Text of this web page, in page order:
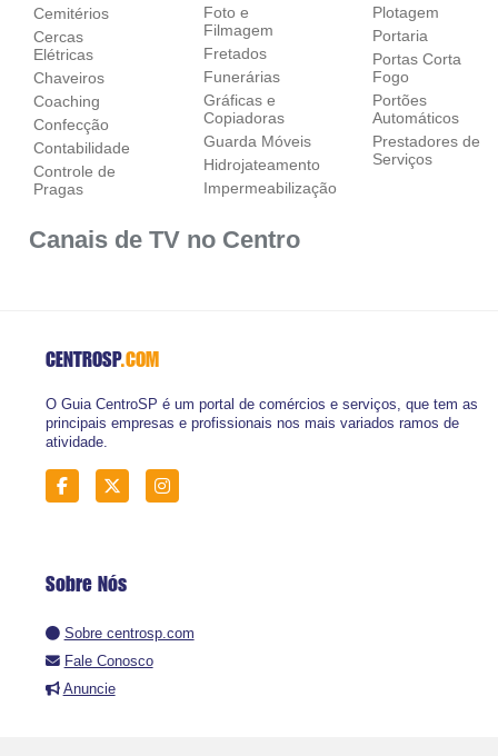
Cemitérios
Cercas
Elétricas
Chaveiros
Coaching
Confecção
Contabilidade
Controle de
Pragas
Foto e
Filmagem
Fretados
Funerárias
Gráficas e
Copiadoras
Guarda Móveis
Hidrojateamento
Impermeabilização
Plotagem
Portaria
Portas Corta
Fogo
Portões
Automáticos
Prestadores de
Serviços
Canais de TV no Centro
CENTROSP.COM
O Guia CentroSP é um portal de comércios e serviços, que tem as
principais empresas e profissionais nos mais variados ramos de
atividade.
Sobre Nós
Sobre centrosp.com
Fale Conosco
Anuncie